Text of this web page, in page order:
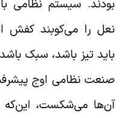
سیستم نظامی
را می‌کوبند کفش
تیز باشد، سبک
نظامی اوج
می‌شکست، این‌که